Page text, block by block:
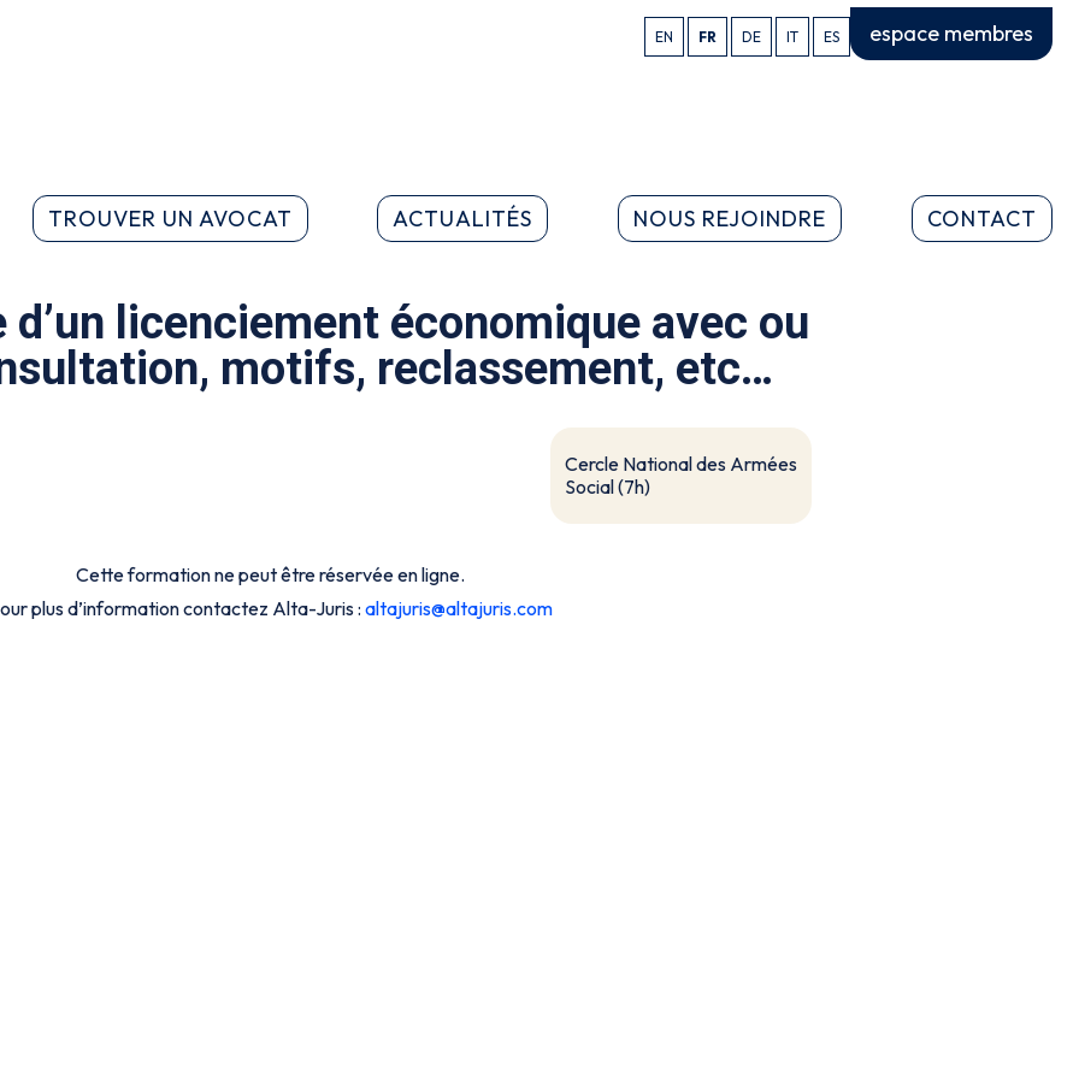
EN FR DE IT ES espace membres
TROUVER UN AVOCAT ACTUALITÉS NOUS REJOINDRE CONTACT
d’un licenciement économique avec ou
motifs, reclassement, etc…
Cercle National des Armées
Social (7h)
Cette formation ne peut être réservée en ligne.
plus d’information contactez Alta-Juris : altajuris@altajuris.com